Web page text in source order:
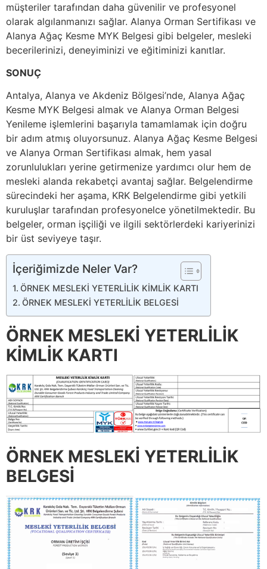
müşteriler tarafından daha güvenilir ve profesyonel
olarak algılanmanızı sağlar. Alanya Orman Sertifikası ve
Alanya Ağaç Kesme MYK Belgesi gibi belgeler, mesleki
becerilerinizi, deneyiminizi ve eğitiminizi kanıtlar.
SONUÇ
Antalya, Alanya ve Akdeniz Bölgesi’nde, Alanya Ağaç
Kesme MYK Belgesi almak ve Alanya Orman Belgesi
Yenileme işlemlerini başarıyla tamamlamak için doğru
bir adım atmış oluyorsunuz. Alanya Ağaç Kesme Belgesi
ve Alanya Orman Sertifikası almak, hem yasal
zorunlulukları yerine getirmenize yardımcı olur hem de
mesleki alanda rekabetçi avantaj sağlar. Belgelendirme
sürecindeki her aşama, KRK Belgelendirme gibi yetkili
kuruluşlar tarafından profesyonelce yönetilmektedir. Bu
belgeler, orman işçiliği ve ilgili sektörlerdeki kariyerinizi
bir üst seviyeye taşır.
İçeriğimizde Neler Var?
ÖRNEK MESLEKİ YETERLİLİK KİMLİK KARTI
ÖRNEK MESLEKİ YETERLİLİK BELGESİ
ÖRNEK MESLEKİ YETERLİLİK
KİMLİK KARTI
ÖRNEK MESLEKİ YETERLİLİK
BELGESİ